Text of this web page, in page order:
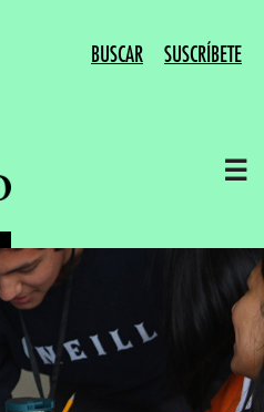
BUSCAR SUSCRÍBETE
☰